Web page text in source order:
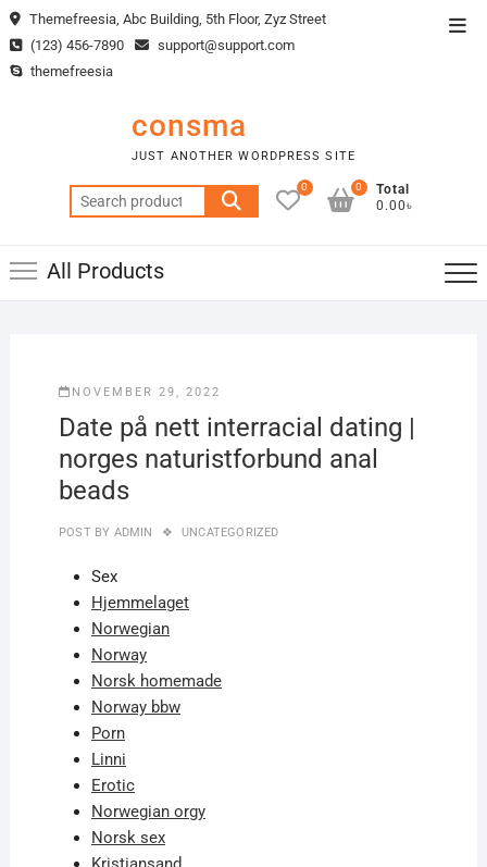
Skip
to
content
Themefreesia, Abc Building, 5th Floor, Zyz Street
(123) 456-7890
support@support.com
themefreesia
consma
JUST ANOTHER WORDPRESS SITE
Search
for:
0
Total
0.00৳
0
All Products
NOVEMBER 29, 2022
Date på nett interracial dating |
norges naturistforbund anal
beads
POST BY ADMIN UNCATEGORIZED
Sex
Hjemmelaget
Norwegian
Norway
Norsk homemade
Norway bbw
Porn
Linni
Erotic
Norwegian orgy
Norsk sex